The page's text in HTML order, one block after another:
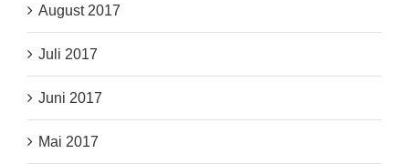
August 2017
Juli 2017
Juni 2017
Mai 2017